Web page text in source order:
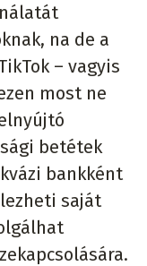
na de a
– vagyis
most ne
betétek
bankként
saját